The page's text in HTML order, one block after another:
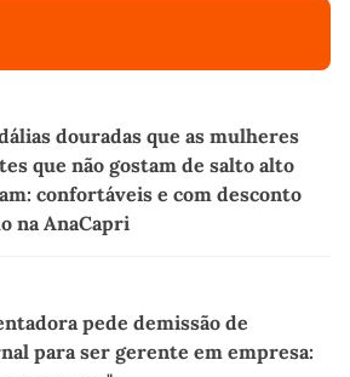
douradas que as mulheres
que não gostam de salto alto
confortáveis e com desconto
na AnaCapri
pede demissão de
para ser gerente em empresa: